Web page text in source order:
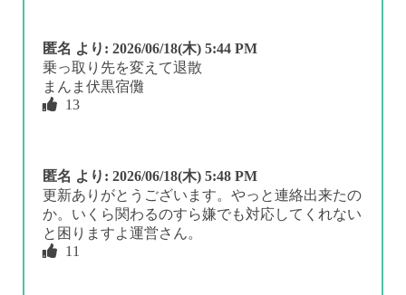
匿名 より: 2026/06/18(木) 5:44 PM
乗っ取り先を変えて退散
まんま伏黒宿儺
13
匿名 より: 2026/06/18(木) 5:48 PM
更新ありがとうございます。やっと連絡出来たの
か。いくら関わるのすら嫌でも対応してくれない
と困りますよ運営さん。
11